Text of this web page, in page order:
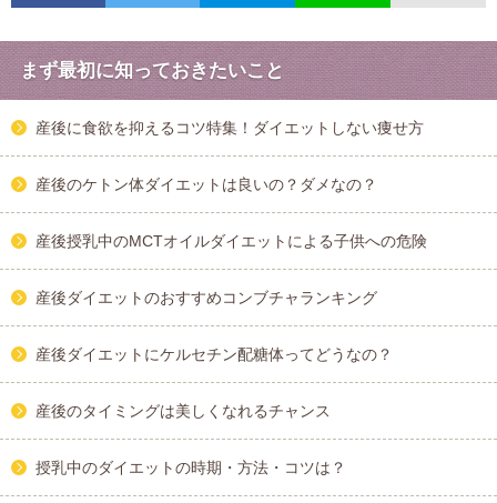
まず最初に知っておきたいこと
産後に食欲を抑えるコツ特集！ダイエットしない痩せ方
産後のケトン体ダイエットは良いの？ダメなの？
産後授乳中のMCTオイルダイエットによる子供への危険
産後ダイエットのおすすめコンブチャランキング
産後ダイエットにケルセチン配糖体ってどうなの？
産後のタイミングは美しくなれるチャンス
授乳中のダイエットの時期・方法・コツは？